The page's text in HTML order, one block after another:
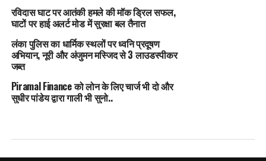
रविदास घाट पर आतंकी हमले की मॉक ड्रिल सफल,
घाटों पर हाई अलर्ट मोड में सुरक्षा बल तैनात
लंका पुलिस का धार्मिक स्थलों पर ध्वनि प्रदूषण
अभियान, नूरी और अंजुमन मस्जिद से 3 लाउडस्पीकर
जब्त
Piramal Finance को लोन के लिए चार्ज भी दो और
सुधीर पांडेय द्वारा गाली भी सुनो..